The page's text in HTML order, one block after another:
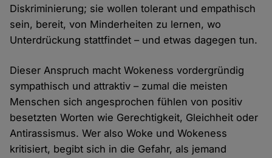
Diskriminierung; sie wollen tolerant und empathisch
sein, bereit, von Minderheiten zu lernen, wo
Unterdrückung stattfindet – und etwas dagegen tun.
Dieser Anspruch macht Wokeness vordergründig
sympathisch und attraktiv – zumal die meisten
Menschen sich angesprochen fühlen von positiv
besetzten Worten wie Gerechtigkeit, Gleichheit oder
Antirassismus. Wer also Woke und Wokeness
kritisiert, begibt sich in die Gefahr, als jemand